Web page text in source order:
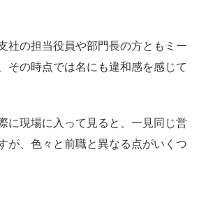
社の担当役員や部門長の方ともミー
その時点では名にも違和感を感じて
に現場に入って見ると、一見同じ営
が、色々と前職と異なる点がいくつ